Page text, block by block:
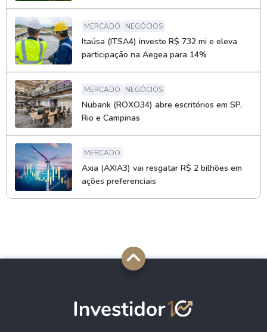
MERCADO NEGÓCIOS
Itaúsa (ITSA4) investe R$ 732 mi e eleva
participação na Aegea para 14%
MERCADO NEGÓCIOS
Nubank (ROXO34) abre escritórios em SP,
Rio e Campinas
MERCADO
Axia (AXIA3) vai resgatar R$ 2 bilhões em
ações preferenciais